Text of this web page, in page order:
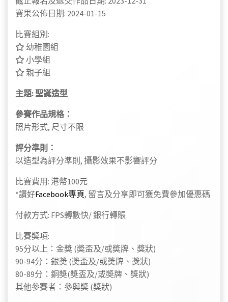
賽果公佈日期: 2024-01-15
比賽組別:
幼稚園組
小學組
親子組
主題: 聖誕造型
參賽作品規格：
照片形式, 尺寸不限
評分準則：
以造型為評分準則, 攝影效果不影響評分
比賽費用: 港幣100元
*讚好Facebook專頁, 留言及分享即可獲免費參加優惠碼
付款方式: FPS轉數快/ 銀行轉賬
比賽獎項:
95分以上：金奬 (奬盃及/或奬牌、 獎狀)
90-94分：銀奬 (奬盃及/或奬牌、 獎狀)
80-89分：銅奬(奬盃及/或奬牌、 獎狀)
其他參賽者：參與獎 (獎狀)